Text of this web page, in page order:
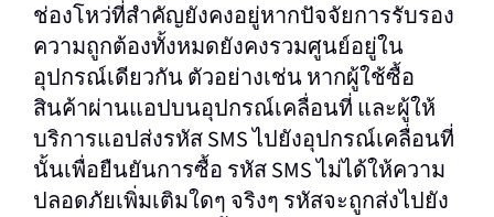
ช่องโหว่ที่สําคัญยังคงอยู่หากปัจจัยการรับรอง
ความถูกต้องทั้งหมดยังคงรวมศูนย์อยู่ใน
อุปกรณ์เดียวกัน ตัวอย่างเช่น หากผู้ใช้ซื้อ
สินค้าผ่านแอปบนอุปกรณ์เคลื่อนที่ และผู้ให้
บริการแอปส่งรหัส SMS ไปยังอุปกรณ์เคลื่อนที่
นั้นเพื่อยืนยันการซื้อ รหัส SMS ไม่ได้ให้ความ
ปลอดภัยเพิ่มเติมใดๆ จริงๆ รหัสจะถูกส่งไปยัง